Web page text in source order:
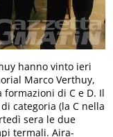
hanno vinto ieri
Marco Verthuy,
di C e D. Il
categoria (la C nella
sera le due
termali. Aira-